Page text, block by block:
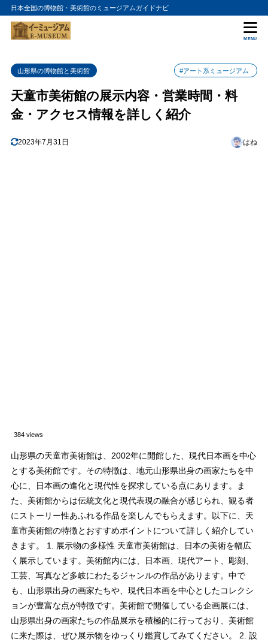
日本全国の博物館・美術館のミュージアムガイドナビ
MENU
山形県の博物館と美術館 #アート系ミュージアム
天童市美術館の展示内容・営業時間・料
金・アクセス情報を詳しく紹介
2023年7月31日 はね
384 views
山形県の天童市美術館は、2002年に開館した、現代日本画を中心
とする美術館です。その特徴は、地元山形県出身の画家たちを中
心に、日本画の進化と現代性を探求している点にあります。ま
た、美術館からは伝統文化と現代表現の融合が感じられ、観る者
にストーリー性あふれる作品を楽しんでもらえます。以下に、天
童市美術館の特徴とおすすめポイントについて詳しく紹介してい
きます。 1. 展示物の多様性 天童市美術館は、日本の美術を幅広
く展示しています。美術館内には、日本画、現代アート、彫刻、
工芸、写真など多岐にわたるジャンルの作品があります。中で
も、山形県出身の画家たちや、現代日本画を中心としたコレクシ
ョンが豊富な点が特徴です。美術館で開催している企画展には、
山形県出身の画家たちの作品展示を積極的に行っており、美術館
に来た際は、ぜひ展示物をゆっくり鑑賞してみてください。 2. 設
目次
1 天童市美術館の入館料金